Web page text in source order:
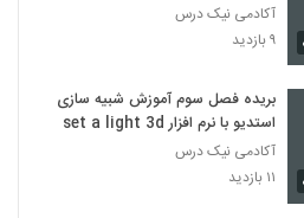
آکادمی نیک درس
۹ بازدید
بریده فصل سوم آموزش شبیه سازی
استدیو با نرم افزار set a light 3d
آکادمی نیک درس
۱۱ بازدید